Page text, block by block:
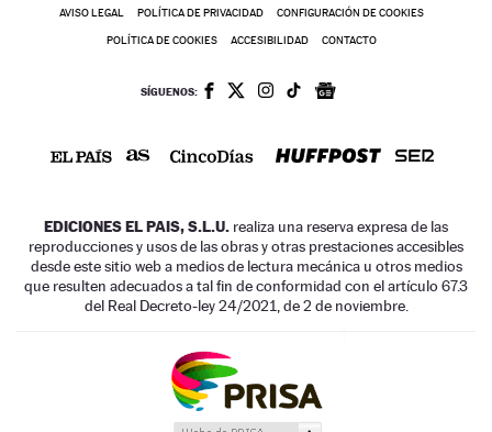
AVISO LEGAL POLÍTICA DE PRIVACIDAD CONFIGURACIÓN DE COOKIES
POLÍTICA DE COOKIES ACCESIBILIDAD CONTACTO
SÍGUENOS:
EDICIONES EL PAIS, S.L.U. realiza una reserva expresa de las
reproducciones y usos de las obras y otras prestaciones accesibles
desde este sitio web a medios de lectura mecánica u otros medios
que resulten adecuados a tal fin de conformidad con el artículo 67.3
del Real Decreto-ley 24/2021, de 2 de noviembre.